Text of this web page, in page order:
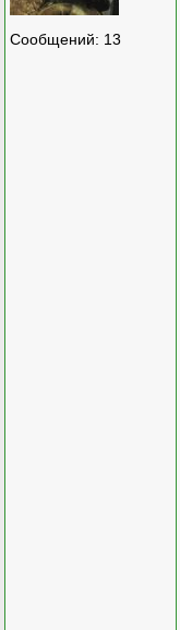
Сообщений: 13